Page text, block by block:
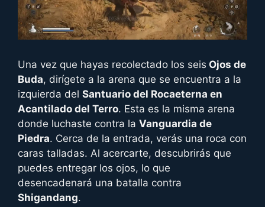
Una vez que hayas recolectado los seis Ojos de
Buda, dirígete a la arena que se encuentra a la
izquierda del Santuario del Rocaeterna en
Acantilado del Terro. Esta es la misma arena
donde luchaste contra la Vanguardia de
Piedra. Cerca de la entrada, verás una roca con
caras talladas. Al acercarte, descubrirás que
puedes entregar los ojos, lo que
desencadenará una batalla contra
Shigandang.